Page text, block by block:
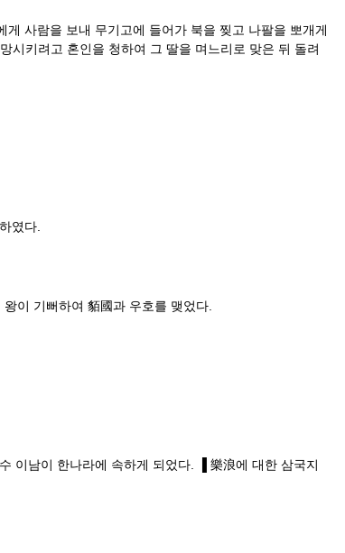
사람을 보내 무기고에 들어가 북을 찢고 나팔을 뽀개게
시키려고 혼인을 청하여 그 딸을 며느리로 맞은 뒤 돌려
였다.
이 기뻐하여 貊國과 우호를 맺었다.
이남이 한나라에 속하게 되었다. ▐ 樂浪에 대한 삼국지